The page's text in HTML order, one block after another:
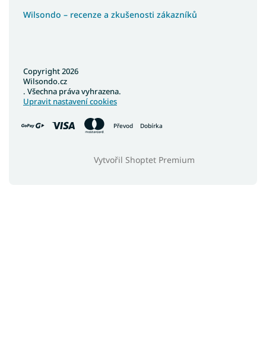
Wilsondo – recenze a zkušenosti zákazníků
Převod Dobírka
Vytvořil Shoptet Premium
Copyright 2026
Wilsondo.cz
. Všechna práva vyhrazena.
Upravit nastavení cookies